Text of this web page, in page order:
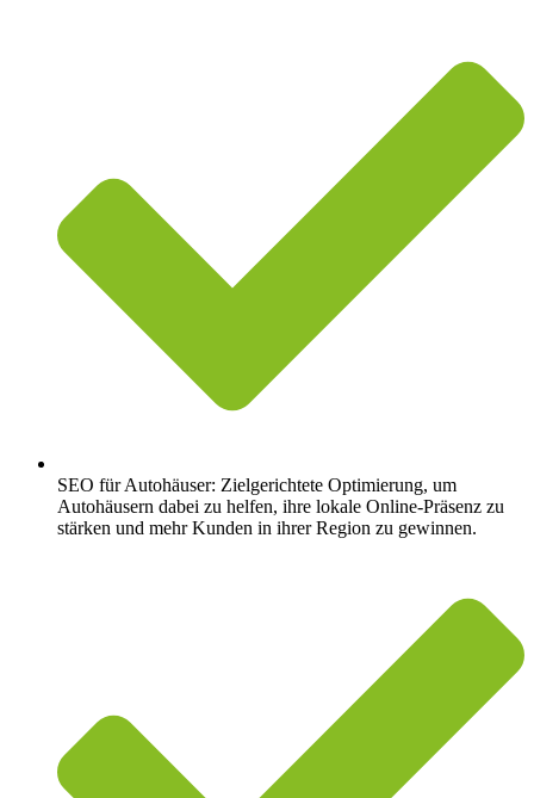
SEO für Autohäuser: Zielgerichtete Optimierung, um
Autohäusern dabei zu helfen, ihre lokale Online-Präsenz zu
stärken und mehr Kunden in ihrer Region zu gewinnen.